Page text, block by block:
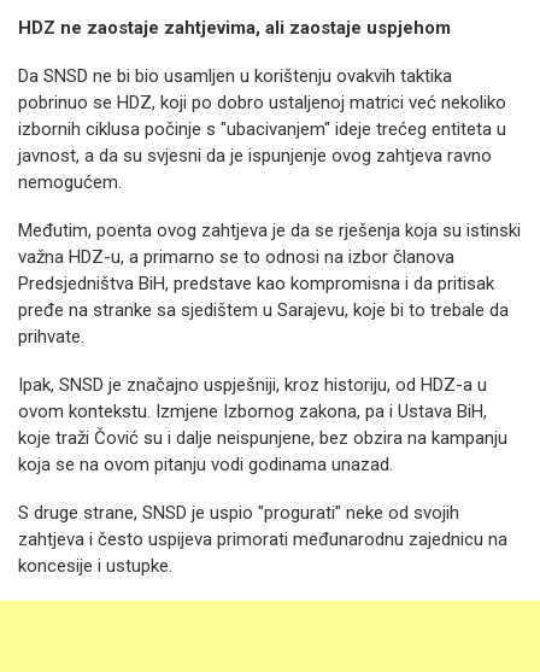
HDZ ne zaostaje zahtjevima, ali zaostaje uspjehom
Da SNSD ne bi bio usamljen u korištenju ovakvih taktika
pobrinuo se HDZ, koji po dobro ustaljenoj matrici već nekoliko
izbornih ciklusa počinje s "ubacivanjem" ideje trećeg entiteta u
javnost, a da su svjesni da je ispunjenje ovog zahtjeva ravno
nemogućem.
Međutim, poenta ovog zahtjeva je da se rješenja koja su istinski
važna HDZ-u, a primarno se to odnosi na izbor članova
Predsjedništva BiH, predstave kao kompromisna i da pritisak
pređe na stranke sa sjedištem u Sarajevu, koje bi to trebale da
prihvate.
Ipak, SNSD je značajno uspješniji, kroz historiju, od HDZ-a u
ovom kontekstu. Izmjene Izbornog zakona, pa i Ustava BiH,
koje traži Čović su i dalje neispunjene, bez obzira na kampanju
koja se na ovom pitanju vodi godinama unazad.
S druge strane, SNSD je uspio "progurati" neke od svojih
zahtjeva i često uspijeva primorati međunarodnu zajednicu na
koncesije i ustupke.